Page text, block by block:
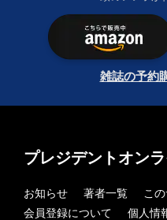
雑誌の予約
プレジデントオン
お知らせ 著者一覧
こ
会員登録について
個人情